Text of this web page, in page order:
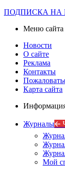
ПОДПИСКА НА
Меню сайта
Новости
О сайте
Реклама
Контакты
Карта сайта
Журналы🡨
Мой